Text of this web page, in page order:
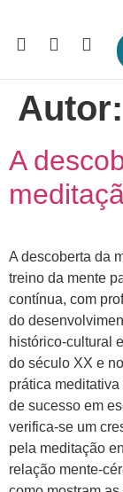
Autor:
A
A descoberta da
treino da mente
contínua, com
do
histórico-cultural
do século XX e
prática
de sucesso em
verifica-se um
pela meditação
relação mente-